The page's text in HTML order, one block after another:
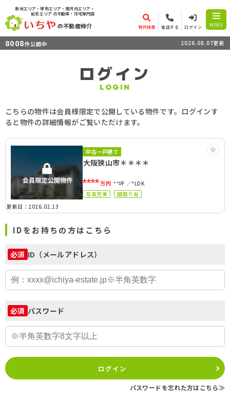
泉州エリア・堺市エリア・南河内エリア・
紀北エリア の不動産・住宅専門店
の不動産仲介 物件検索 電話する ログイン MENU
8008件公開中 2026.08.07更新
ログイン
LOGIN
こちらの物件は会員様限定で公開している物件です。ログインす
ると物件の詳細情報がご覧いただけます。
中古一戸建て
大阪狭山市＊＊＊＊
****万円 **坪
*LDK
写真充実
間取り有
更新日：2026.02.13
IDをお持ちの方はこちら
必須 ID（メールアドレス）
必須 パスワード
ログイン
パスワードを忘れた方はこちら≫